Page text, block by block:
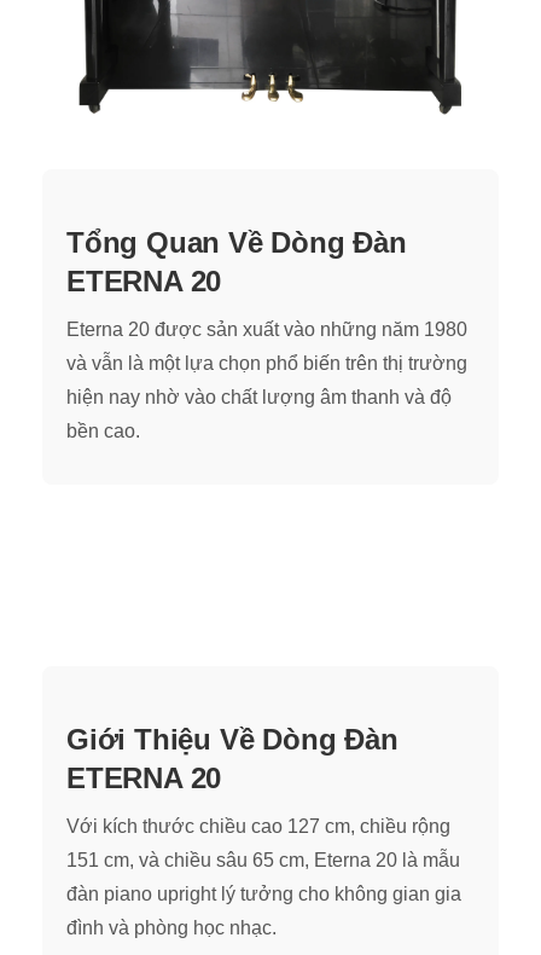
Tổng Quan Về Dòng Đàn
ETERNA 20
Eterna 20 được sản xuất vào những năm 1980
và vẫn là một lựa chọn phổ biến trên thị trường
hiện nay nhờ vào chất lượng âm thanh và độ
bền cao.
Giới Thiệu Về Dòng Đàn
ETERNA 20
Với kích thước chiều cao 127 cm, chiều rộng
151 cm, và chiều sâu 65 cm, Eterna 20 là mẫu
đàn piano upright lý tưởng cho không gian gia
đình và phòng học nhạc.